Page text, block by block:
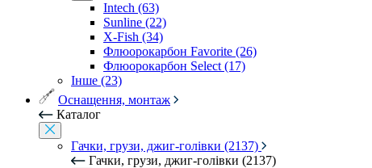
Intech (63)
Sunline (22)
X-Fish (34)
Флюорокарбон Favorite (26)
Флюорокарбон Select (17)
Інше (23)
Оснащення, монтаж
Каталог
Гачки, грузи, джиг-голівки (2137)
Гачки, грузи, джиг-голівки (2137)